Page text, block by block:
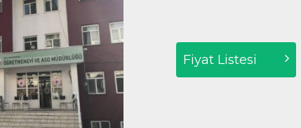
Fiyat Listesi